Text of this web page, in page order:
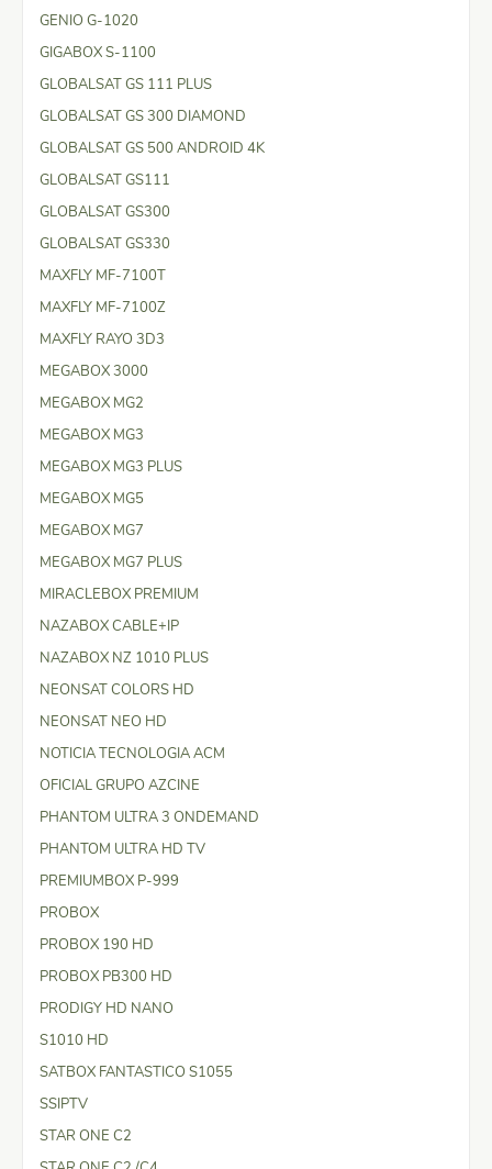
GENIO G-1020
GIGABOX S-1100
GLOBALSAT GS 111 PLUS
GLOBALSAT GS 300 DIAMOND
GLOBALSAT GS 500 ANDROID 4K
GLOBALSAT GS111
GLOBALSAT GS300
GLOBALSAT GS330
MAXFLY MF-7100T
MAXFLY MF-7100Z
MAXFLY RAYO 3D3
MEGABOX 3000
MEGABOX MG2
MEGABOX MG3
MEGABOX MG3 PLUS
MEGABOX MG5
MEGABOX MG7
MEGABOX MG7 PLUS
MIRACLEBOX PREMIUM
NAZABOX CABLE+IP
NAZABOX NZ 1010 PLUS
NEONSAT COLORS HD
NEONSAT NEO HD
NOTICIA TECNOLOGIA ACM
OFICIAL GRUPO AZCINE
PHANTOM ULTRA 3 ONDEMAND
PHANTOM ULTRA HD TV
PREMIUMBOX P-999
PROBOX
PROBOX 190 HD
PROBOX PB300 HD
PRODIGY HD NANO
S1010 HD
SATBOX FANTASTICO S1055
SSIPTV
STAR ONE C2